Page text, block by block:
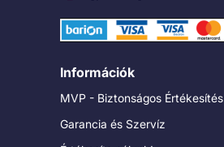
Információk
MVP - Biztonságos Értékesítés
Garancia és Szervíz